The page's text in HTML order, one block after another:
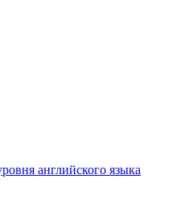
английского языка